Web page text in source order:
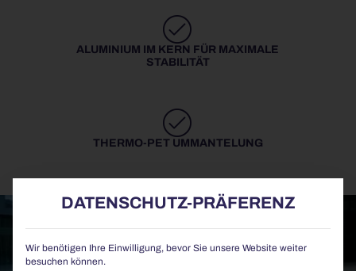
ALUMINIUM IM KERN FÜR MAXIMALE
STABILITÄT
THERMO-PET UMMANTELUNG
DATENSCHUTZ-PRÄFERENZ
Wir benötigen Ihre Einwilligung, bevor Sie unsere Website weiter
besuchen können.